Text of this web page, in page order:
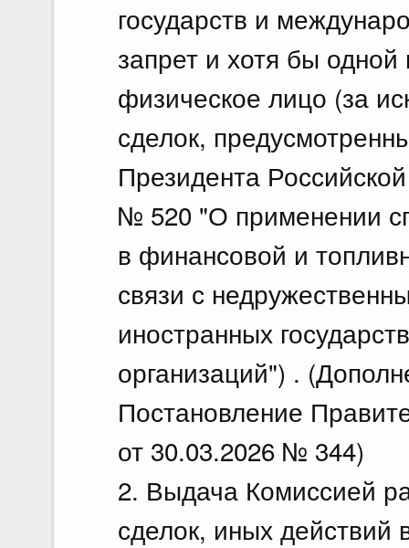
государств и
запрет и хотя бы одной
физическое лицо (за
сделок,
Президента
№ 520 "О применении
в финансовой и
связи с
иностранных
организаций") .
Постановление
от 30.03.2026 № 344)
2. Выдача Комиссией
сделок, иных действий